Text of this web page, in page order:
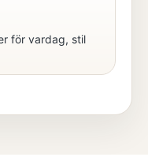
för vardag, stil